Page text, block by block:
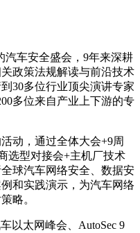
车安全盛会，9年来深耕
政策法规解读与前沿技术
30多位行业顶尖演讲专家
多位来自产业上下游的专
，通过全体大会+9周
选型对接会+主机厂技术
球汽车网络安全、数据安
和实践演示，为汽车网络
略。
太网峰会、AutoSec 9